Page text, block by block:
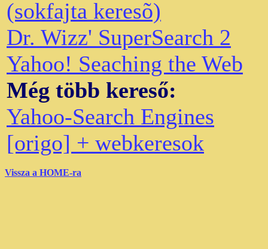
(sokfajta keresõ)
Dr. Wizz' SuperSearch 2
Yahoo! Seaching the Web
Még több kereső:
Yahoo-Search Engines
[origo] + webkeresok
Vissza a HOME-ra